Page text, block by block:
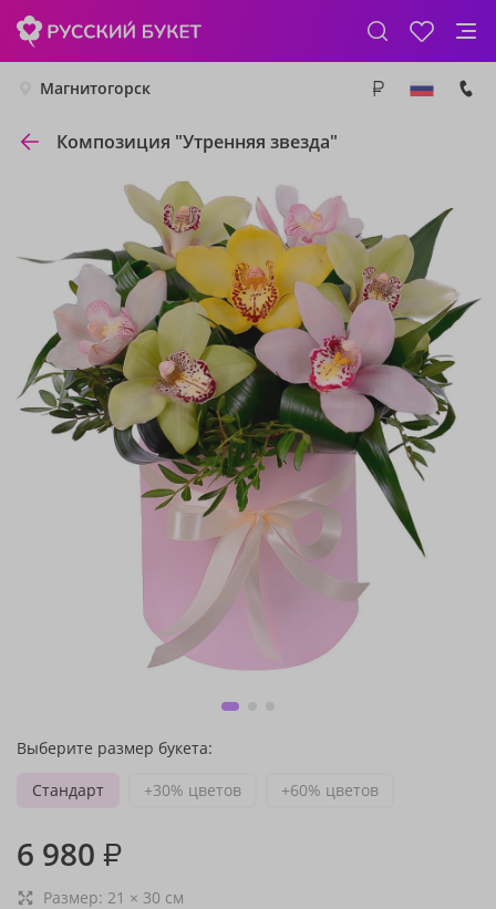
Магнитогорск
Композиция "Утренняя звезда"
Выберите размер букета:
Стандарт
+30% цветов +60% цветов
6 980 ₽
Размер: 21 × 30 см